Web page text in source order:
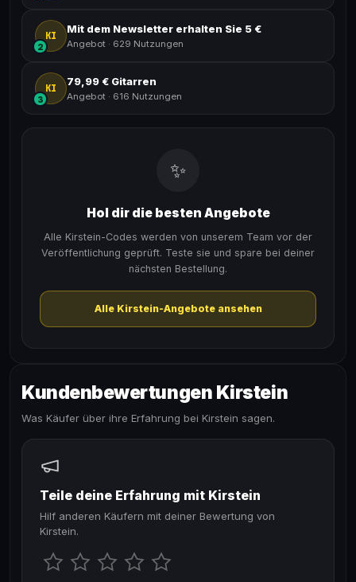
KI
2
Mit dem Newsletter erhalten Sie 5 €
Angebot · 629 Nutzungen
KI
3
79,99 € Gitarren
Angebot · 616 Nutzungen
✨
Hol dir die besten Angebote
Alle Kirstein-Codes werden von unserem Team vor der
Veröffentlichung geprüft. Teste sie und spare bei deiner
nächsten Bestellung.
Alle Kirstein-Angebote ansehen
Kundenbewertungen Kirstein
Was Käufer über ihre Erfahrung bei Kirstein sagen.
Teile deine Erfahrung mit Kirstein
Hilf anderen Käufern mit deiner Bewertung von
Kirstein.